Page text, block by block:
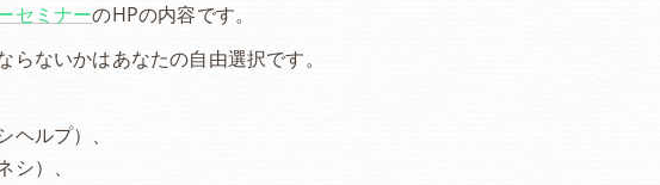
セミナーのHPの内容です。
ないかはあなたの自由選択です。
ルプ）、
）、